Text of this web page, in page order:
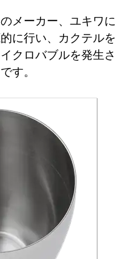
メーカー、ユキワに
に行い、カクテルを
クロバブルを発生さ
す。